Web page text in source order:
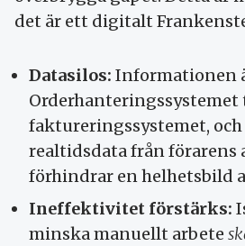
det är ett digitalt
Datasilos: Informationen
Orderhanteringssystemet
faktureringssystemet,
realtidsdata från förarens
förhindrar en helhetsbild
Ineffektivitet förstärks:
minska manuellt arbete